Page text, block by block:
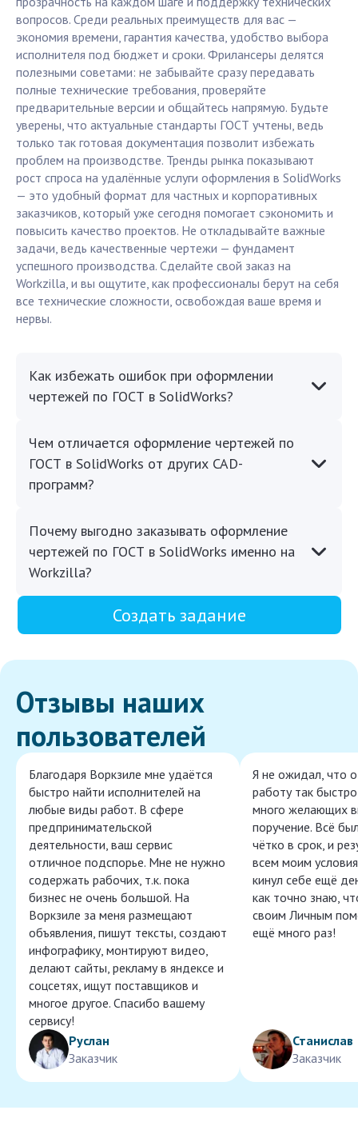
вопросов. Среди реальных преимуществ для вас —
экономия времени, гарантия качества, удобство выбора
исполнителя под бюджет и сроки. Фрилансеры делятся
полезными советами: не забывайте сразу передавать
полные технические требования, проверяйте
предварительные версии и общайтесь напрямую. Будьте
уверены, что актуальные стандарты ГОСТ учтены, ведь
только так готовая документация позволит избежать
проблем на производстве. Тренды рынка показывают
рост спроса на удалённые услуги оформления в SolidWorks
— это удобный формат для частных и корпоративных
заказчиков, который уже сегодня помогает сэкономить и
повысить качество проектов. Не откладывайте важные
задачи, ведь качественные чертежи — фундамент
успешного производства. Сделайте свой заказ на
Workzilla, и вы ощутите, как профессионалы берут на себя
все технические сложности, освобождая ваше время и
нервы.
Как избежать ошибок при оформлении
чертежей по ГОСТ в SolidWorks?
Чем отличается оформление чертежей по
ГОСТ в SolidWorks от других CAD-
программ?
Почему выгодно заказывать оформление
чертежей по ГОСТ в SolidWorks именно на
Workzilla?
Создать задание
Отзывы наших
пользователей
Благодаря Воркзиле мне удаётся
быстро найти исполнителей на
любые виды работ. В сфере
предпринимательской
деятельности, ваш сервис
отличное подспорье. Мне не нужно
содержать рабочих, т.к. пока
бизнес не очень большой. На
Воркзиле за меня размещают
объявления, пишут тексты, создают
инфографику, монтируют видео,
делают сайты, рекламу в яндексе и
соцсетях, ищут поставщиков и
многое другое. Спасибо вашему
сервису!
Руслан
Заказчик
Я не ожидал, что
работу так
много желающих
поручение. Всё
чётко в срок, и
всем моим
кинул себе ещё
как точно знаю,
своим Личным
ещё много раз!
Станислав
Заказчик